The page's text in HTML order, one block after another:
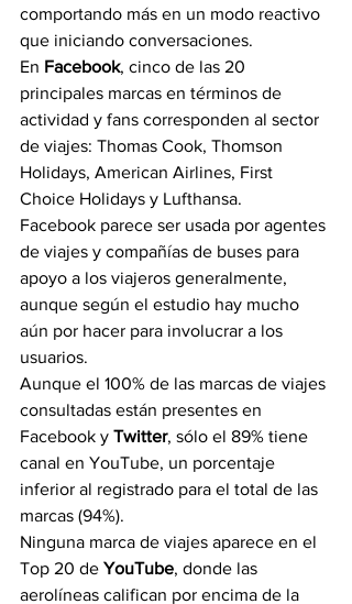
comportando más en un modo reactivo
que iniciando conversaciones.
En Facebook, cinco de las 20
principales marcas en términos de
actividad y fans corresponden al sector
de viajes: Thomas Cook, Thomson
Holidays, American Airlines, First
Choice Holidays y Lufthansa.
Facebook parece ser usada por agentes
de viajes y compañías de buses para
apoyo a los viajeros generalmente,
aunque según el estudio hay mucho
aún por hacer para involucrar a los
usuarios.
Aunque el 100% de las marcas de viajes
consultadas están presentes en
Facebook y Twitter, sólo el 89% tiene
canal en YouTube, un porcentaje
inferior al registrado para el total de las
marcas (94%).
Ninguna marca de viajes aparece en el
Top 20 de YouTube, donde las
aerolíneas califican por encima de la